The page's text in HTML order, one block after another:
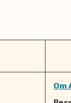
Om